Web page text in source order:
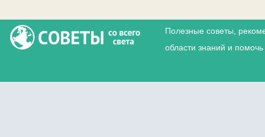
Полезные советы,
области знаний и